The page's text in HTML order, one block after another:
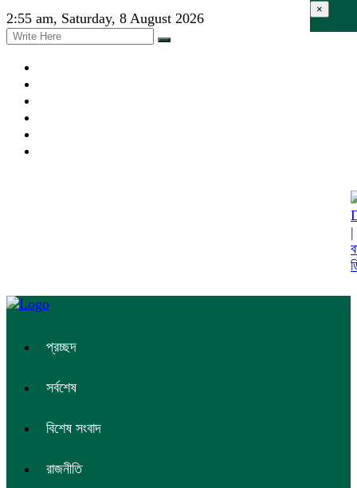
2:55 am, Saturday, 8 August 2026
প্রচ্ছদ
সর্বশেষ
বিশেষ সংবাদ
রাজনীতি
×